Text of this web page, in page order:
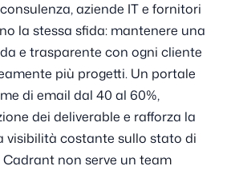
aziende IT e fornitori
la stessa sfida: mantenere una
e trasparente con ogni cliente
più progetti. Un portale
di email dal 40 al 60%,
dei deliverable e rafforza la
visibilità costante sullo stato di
non serve un team